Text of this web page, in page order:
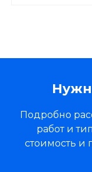
Подробно
работ и
стоимость и